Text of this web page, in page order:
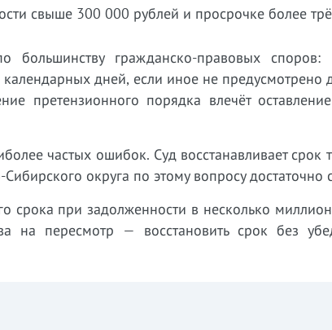
свыше 300 000 рублей и просрочке более
гражданско-правовых споров:
дней, если иное не предусмотрено
претензионного порядка влечёт
частых ошибок. Суд восстанавливает срок
округа по этому вопросу достаточно
срока при задолженности в несколько
на пересмотр — восстановить срок без